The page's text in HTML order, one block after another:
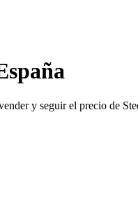
y seguir el precio de